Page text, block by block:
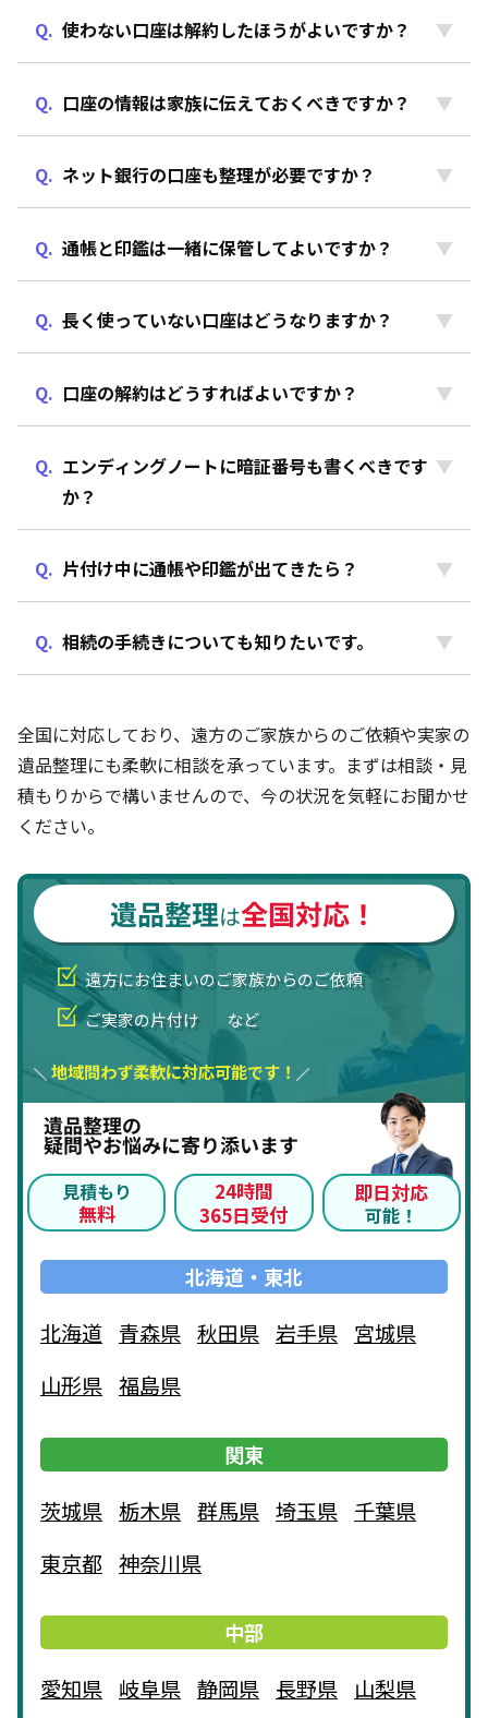
使わない口座は解約したほうがよいですか？
口座の情報は家族に伝えておくべきですか？
ネット銀行の口座も整理が必要ですか？
通帳と印鑑は一緒に保管してよいですか？
長く使っていない口座はどうなりますか？
口座の解約はどうすればよいですか？
エンディングノートに暗証番号も書くべきです
か？
片付け中に通帳や印鑑が出てきたら？
相続の手続きについても知りたいです。
全国に対応しており、遠方のご家族からのご依頼や実家の
遺品整理にも柔軟に相談を承っています。まずは相談・見
積もりからで構いませんので、今の状況を気軽にお聞かせ
ください。
遺品整理は全国対応！
遠方にお住まいのご家族からのご依頼
ご実家の片付け
など
地域問わず柔軟に対応可能です！
遺品整理の
疑問やお悩みに寄り添います
見積もり
無料
24時間
365日受付
即日対応
可能！
北海道・東北
北海道 青森県 秋田県 岩手県 宮城県
山形県 福島県
関東
茨城県 栃木県 群馬県 埼玉県 千葉県
東京都 神奈川県
中部
愛知県 岐阜県 静岡県 長野県 山梨県